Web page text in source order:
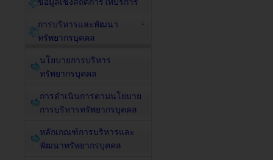
ข้อมูลเชิงสถิติการให้บริการ
การบริหารและพัฒนา
ทรัพยากรบุคคล
นโยบายการบริหาร
ทรัพยากรบุคคล
การดำเนินการตามนโยบาย
การบริหารทรัพยากรบุคคล
หลักเกณฑ์การบริหารและ
พัฒนาทรัพยากรบุคคล